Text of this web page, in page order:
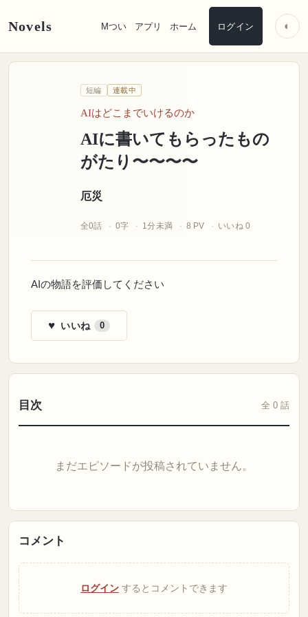
Novels Mつい アプリ ホーム ログイン ◐
短編 連載中
AIはどこまでいけるのか
AIに書いてもらったもの
がたり〜〜〜〜
厄災
全0話 0字 1分未満 8 PV いいね 0
AIの物語を評価してください
♥ いいね 0
目次 全 0 話
まだエピソードが投稿されていません。
コメント
ログイン するとコメントできます